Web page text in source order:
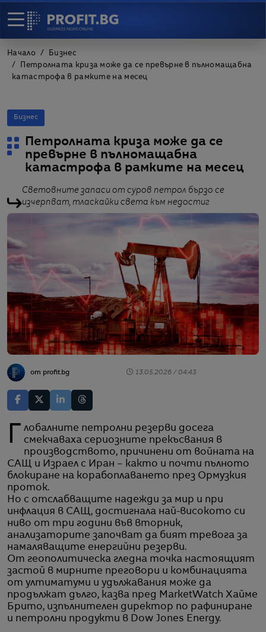
Начало
Бизнес
Петролната криза може да се превърне в пълномащабна
катастрофа в рамките на месец
Бизнес
Петролната криза може да се
превърне в пълномащабна
катастрофа в рамките на месец
Световните запаси от суров петрол бързо се
изчерпват, тласкайки света към недостиг
от profit.bg 13.05.2026 / 04:43
Глобалните петролни резерви досега
смекчаваха сериозните прекъсвания в
производството, причинени от войната на
САЩ и Израел с Иран – както и почти пълното
блокиране на корабоплаването през Ормузкия
проток.
Но с отслабващите надежди за мир и при
инфлация в САЩ, достигнала най-високото си
ниво от три години във вторник,
анализаторите започват да бият тревога за
намаляващите енергийни резерви.
От геополитическа гледна точка настоящият
застой в мирните преговори и комбинацията
от ултиматуми и удължавания може да
продължат дълго, казва пред MarketWatch Хайме
Брито, изпълнителен директор по рафиниране
и петролни продукти в Dow Jones Energy.